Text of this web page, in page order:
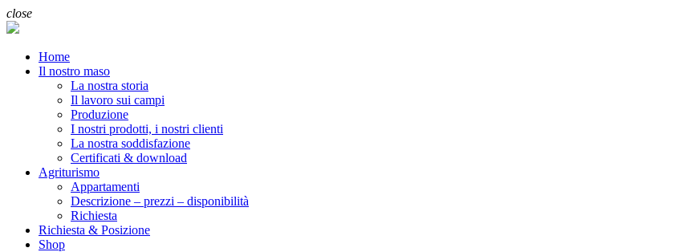
close
Home
Il nostro maso
La nostra storia
Il lavoro sui campi
Produzione
I nostri prodotti, i nostri clienti
La nostra soddisfazione
Certificati & download
Agriturismo
Appartamenti
Descrizione – prezzi – disponibilità
Richiesta
Richiesta & Posizione
Shop